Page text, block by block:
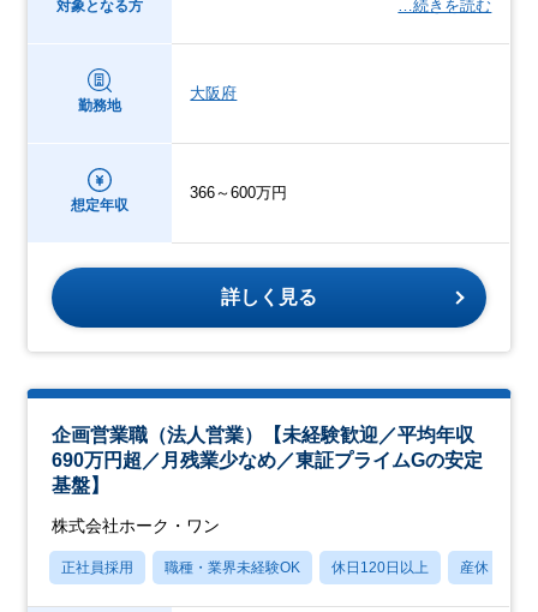
対象となる方
…続きを読む
勤務地
大阪府
想定年収
366～600万円
詳しく見る
企画営業職（法人営業）【未経験歓迎／平均年収
690万円超／月残業少なめ／東証プライムGの安定
基盤】
株式会社ホーク・ワン
正社員採用 職種・業界未経験OK 休日120日以上 産休・育休